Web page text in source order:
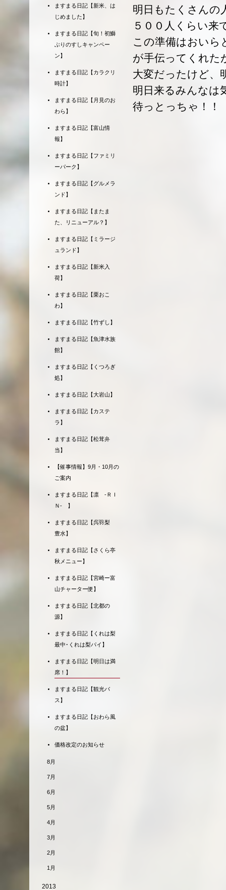
明日もたくさんの
５００人くらい来
この準備はおいら
が手伝ってくれた
大変だったけど、
明日来るみんなは
待っとっちゃ！！
ますまる日記【新米、は
じめました】
ますまる日記【旬！初鰤
ぶりのすしキャンペー
ン】
ますまる日記【カラクリ
時計】
ますまる日記【月見のお
わら】
ますまる日記【富山情
報】
ますまる日記【ファミリ
ーパーク】
ますまる日記【グルメラ
ンド】
ますまる日記【またま
た、リニューアル？】
ますまる日記【ミラージ
ュランド】
ますまる日記【新米入
荷】
ますまる日記【栗おこ
わ】
ますまる日記【竹ずし】
ますまる日記【魚津水族
館】
ますまる日記【くつろぎ
処】
ますまる日記【大岩山】
ますまる日記【カステ
ラ】
ますまる日記【松茸弁
当】
【催事情報】9月・10月の
ご案内
ますまる日記【凛 -ＲＩ
Ｎ- 】
ますまる日記【呉羽梨
豊水】
ますまる日記【さくら亭
秋メニュー】
ますまる日記【宮崎ー富
山チャーター便】
ますまる日記【北都の
源】
ますまる日記【くれは梨
最中･くれは梨パイ】
ますまる日記【明日は満
席！】
ますまる日記【観光バ
ス】
ますまる日記【おわら風
の盆】
価格改定のお知らせ
8月
7月
6月
5月
4月
3月
2月
1月
2013